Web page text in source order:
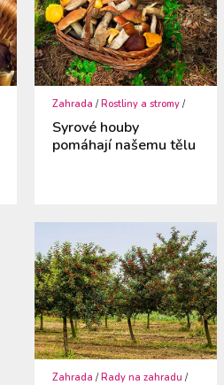
Zahrada /Rostliny a stromy /
Syrové houby
pomáhají našemu tělu
Zahrada /Rady na zahradu /